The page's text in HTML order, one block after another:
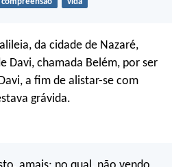
da cidade de Nazaré,
Davi, chamada Belém, por ser
a fim de alistar-se com
grávida.